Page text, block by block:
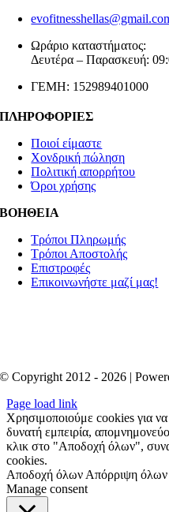
Ωράριο καταστήματος:
Δευτέρα – Παρασκευή:
ΓΕΜΗ: 152989401000
ΠΛΗΡΟΦΟΡΙΕΣ
Ποιοί είμαστε
Χονδρική πώληση
Πολιτική απορρήτου
Όροι χρήσης
ΒΟΗΘΕΙΑ
Τρόποι Πληρωμής
Τρόποι Αποστολής
Επιστροφές
Επικοινωνήστε μαζί μας!
© Copyright 2012 - 2026 |
Page load link
Χρησιμοποιούμε cookies για
δυνατή εμπειρία,
κλικ στο "Αποδοχή όλων",
cookies.
Αποδοχή όλων Απόρριψη όλων
Manage consent